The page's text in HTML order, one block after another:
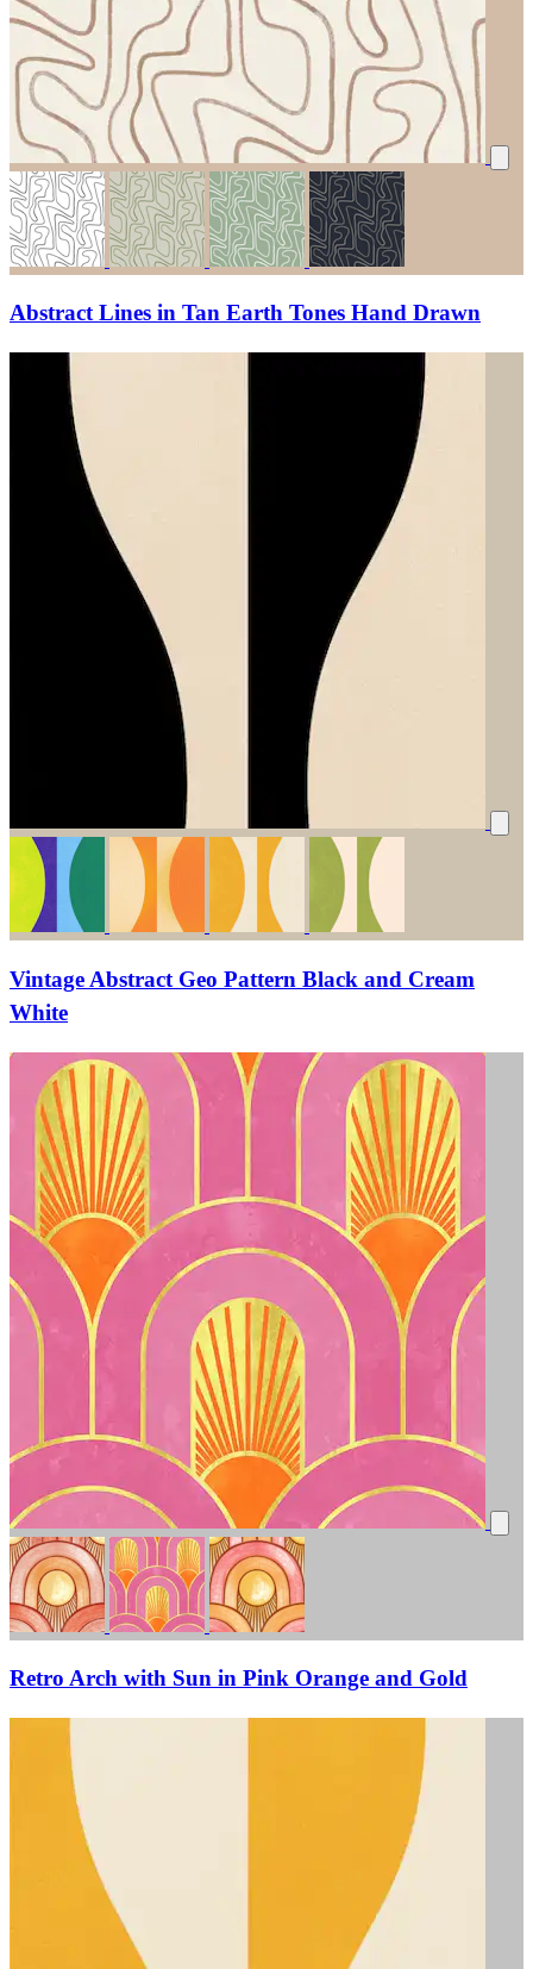
Abstract Lines in Tan Earth Tones Hand Drawn
Vintage Abstract Geo Pattern Black and Cream
White
Retro Arch with Sun in Pink Orange and Gold